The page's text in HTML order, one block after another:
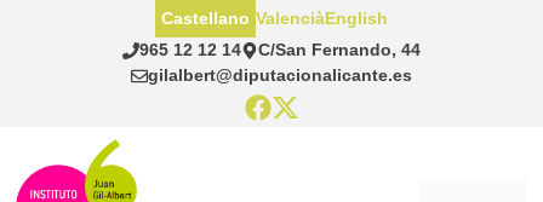
965 12 12 14
C/San Fernando, 44
gilalbert@diputacionalicante.es
Castellano ValenciàEnglish